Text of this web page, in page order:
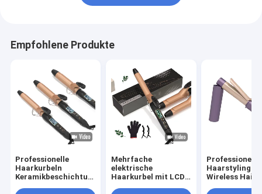
Empfohlene Produkte
Professionelle
Haarkurbeln
Keramikbeschichtung
Mehrfache
elektrische
Haarkurbel mit LCD-
Haarstyling-
Wireless Hair